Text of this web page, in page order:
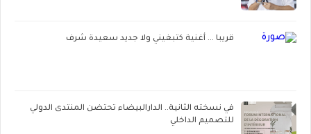
قريبا ... أغنية كتبغيني ولا جديد سعيدة شرف
في نسخته الثانية.. الدارالبيضاء تحتضن المنتدى الدولي
للتصميم الداخلي